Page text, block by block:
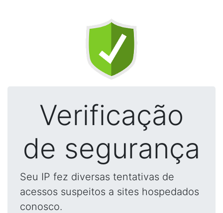
Verificação
de segurança
Seu IP fez diversas tentativas de
acessos suspeitos a sites hospedados
conosco.